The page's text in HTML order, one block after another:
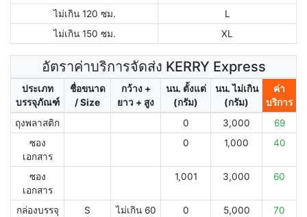
ไม่เกิน 120 ซม.
L
ไม่เกิน 150 ซม.
XL
อัตราค่าบริการจัดส่ง KERRY Express
ประเภท
บรรจุภัณฑ์
ชื่อขนาด
/ Size
กว้าง +
ยาว + สูง
นน. ตั้งแต่
(กรัม)
นน. ไม่เกิน
(กรัม)
ค่า
บริการ
ถุงพลาสติก
0 3,000
69
ซอง
เอกสาร
0 1,000 40
ซอง
เอกสาร
1,001 3,000 60
กล่องบรรจุ S
ไม่เกิน 60
0 5,000 70